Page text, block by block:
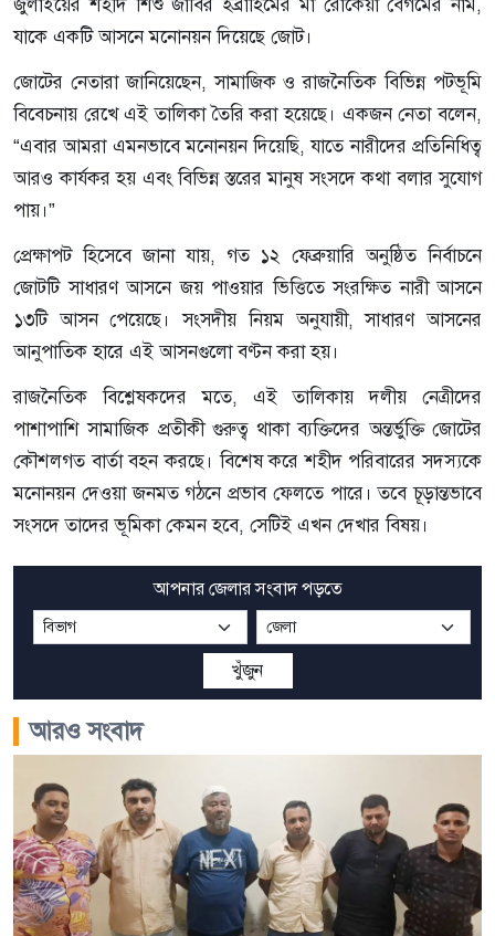
যাকে একটি আসনে মনোনয়ন দিয়েছে জোট।
জোটের নেতারা জানিয়েছেন, সামাজিক ও রাজনৈতিক বিভিন্ন পটভূমি
বিবেচনায় রেখে এই তালিকা তৈরি করা হয়েছে। একজন নেতা বলেন,
“এবার আমরা এমনভাবে মনোনয়ন দিয়েছি, যাতে নারীদের প্রতিনিধিত্ব
আরও কার্যকর হয় এবং বিভিন্ন স্তরের মানুষ সংসদে কথা বলার সুযোগ
পায়।”
প্রেক্ষাপট হিসেবে জানা যায়, গত ১২ ফেব্রুয়ারি অনুষ্ঠিত নির্বাচনে
জোটটি সাধারণ আসনে জয় পাওয়ার ভিত্তিতে সংরক্ষিত নারী আসনে
১৩টি আসন পেয়েছে। সংসদীয় নিয়ম অনুযায়ী, সাধারণ আসনের
আনুপাতিক হারে এই আসনগুলো বণ্টন করা হয়।
রাজনৈতিক বিশ্লেষকদের মতে, এই তালিকায় দলীয় নেত্রীদের
পাশাপাশি সামাজিক প্রতীকী গুরুত্ব থাকা ব্যক্তিদের অন্তর্ভুক্তি জোটের
কৌশলগত বার্তা বহন করছে। বিশেষ করে শহীদ পরিবারের সদস্যকে
মনোনয়ন দেওয়া জনমত গঠনে প্রভাব ফেলতে পারে। তবে চূড়ান্তভাবে
সংসদে তাদের ভূমিকা কেমন হবে, সেটিই এখন দেখার বিষয়।
আপনার জেলার সংবাদ পড়তে
খুঁজুন
আরও সংবাদ